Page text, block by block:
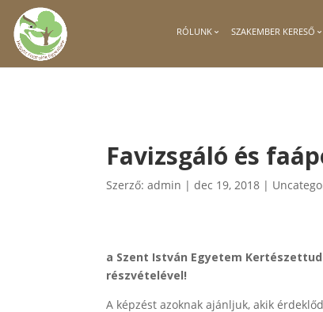
RÓLUNK SZAKEMBER KERESŐ
Favizsgáló és
Szerző:admin |dec 19, 2018 |
a Szent István Egyetem
részvételével!
A képzést azoknak ajánljuk, akik